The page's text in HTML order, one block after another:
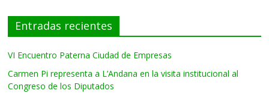
Entradas recientes
VI Encuentro Paterna Ciudad de Empresas
Carmen Pi representa a L’Andana en la visita institucional al
Congreso de los Diputados